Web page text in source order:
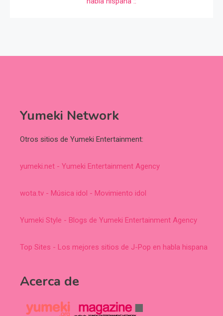
Yumeki Network
Otros sitios de Yumeki Entertainment:
yumeki.net - Yumeki Entertainment Agency
wota.tv - Música idol - Movimiento idol
Yumeki Style - Blogs de Yumeki Entertainment Agency
Top Sites - Los mejores sitios de J-Pop en habla hispana
Acerca de